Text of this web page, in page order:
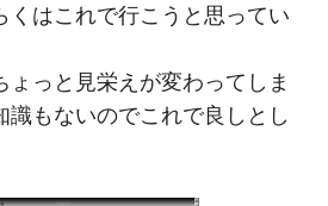
くはこれで行こうと思ってい
ょっと見栄えが変わってしま
識もないのでこれで良しとし